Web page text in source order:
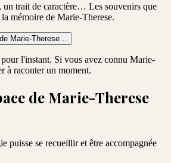
trait de caractère… Les souvenirs que
mémoire de Marie-Therese.
Marie-Therese…
l'instant. Si vous avez connu Marie-
à raconter un moment.
de Marie-Therese
puisse se recueillir et être accompagnée